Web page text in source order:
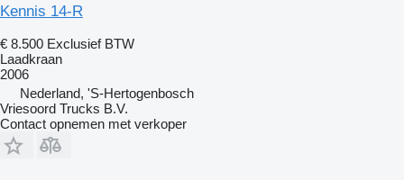
Kennis 14-R
€ 8.500 Exclusief BTW
Laadkraan
2006
Nederland, 'S-Hertogenbosch
Vriesoord Trucks B.V.
Contact opnemen met verkoper